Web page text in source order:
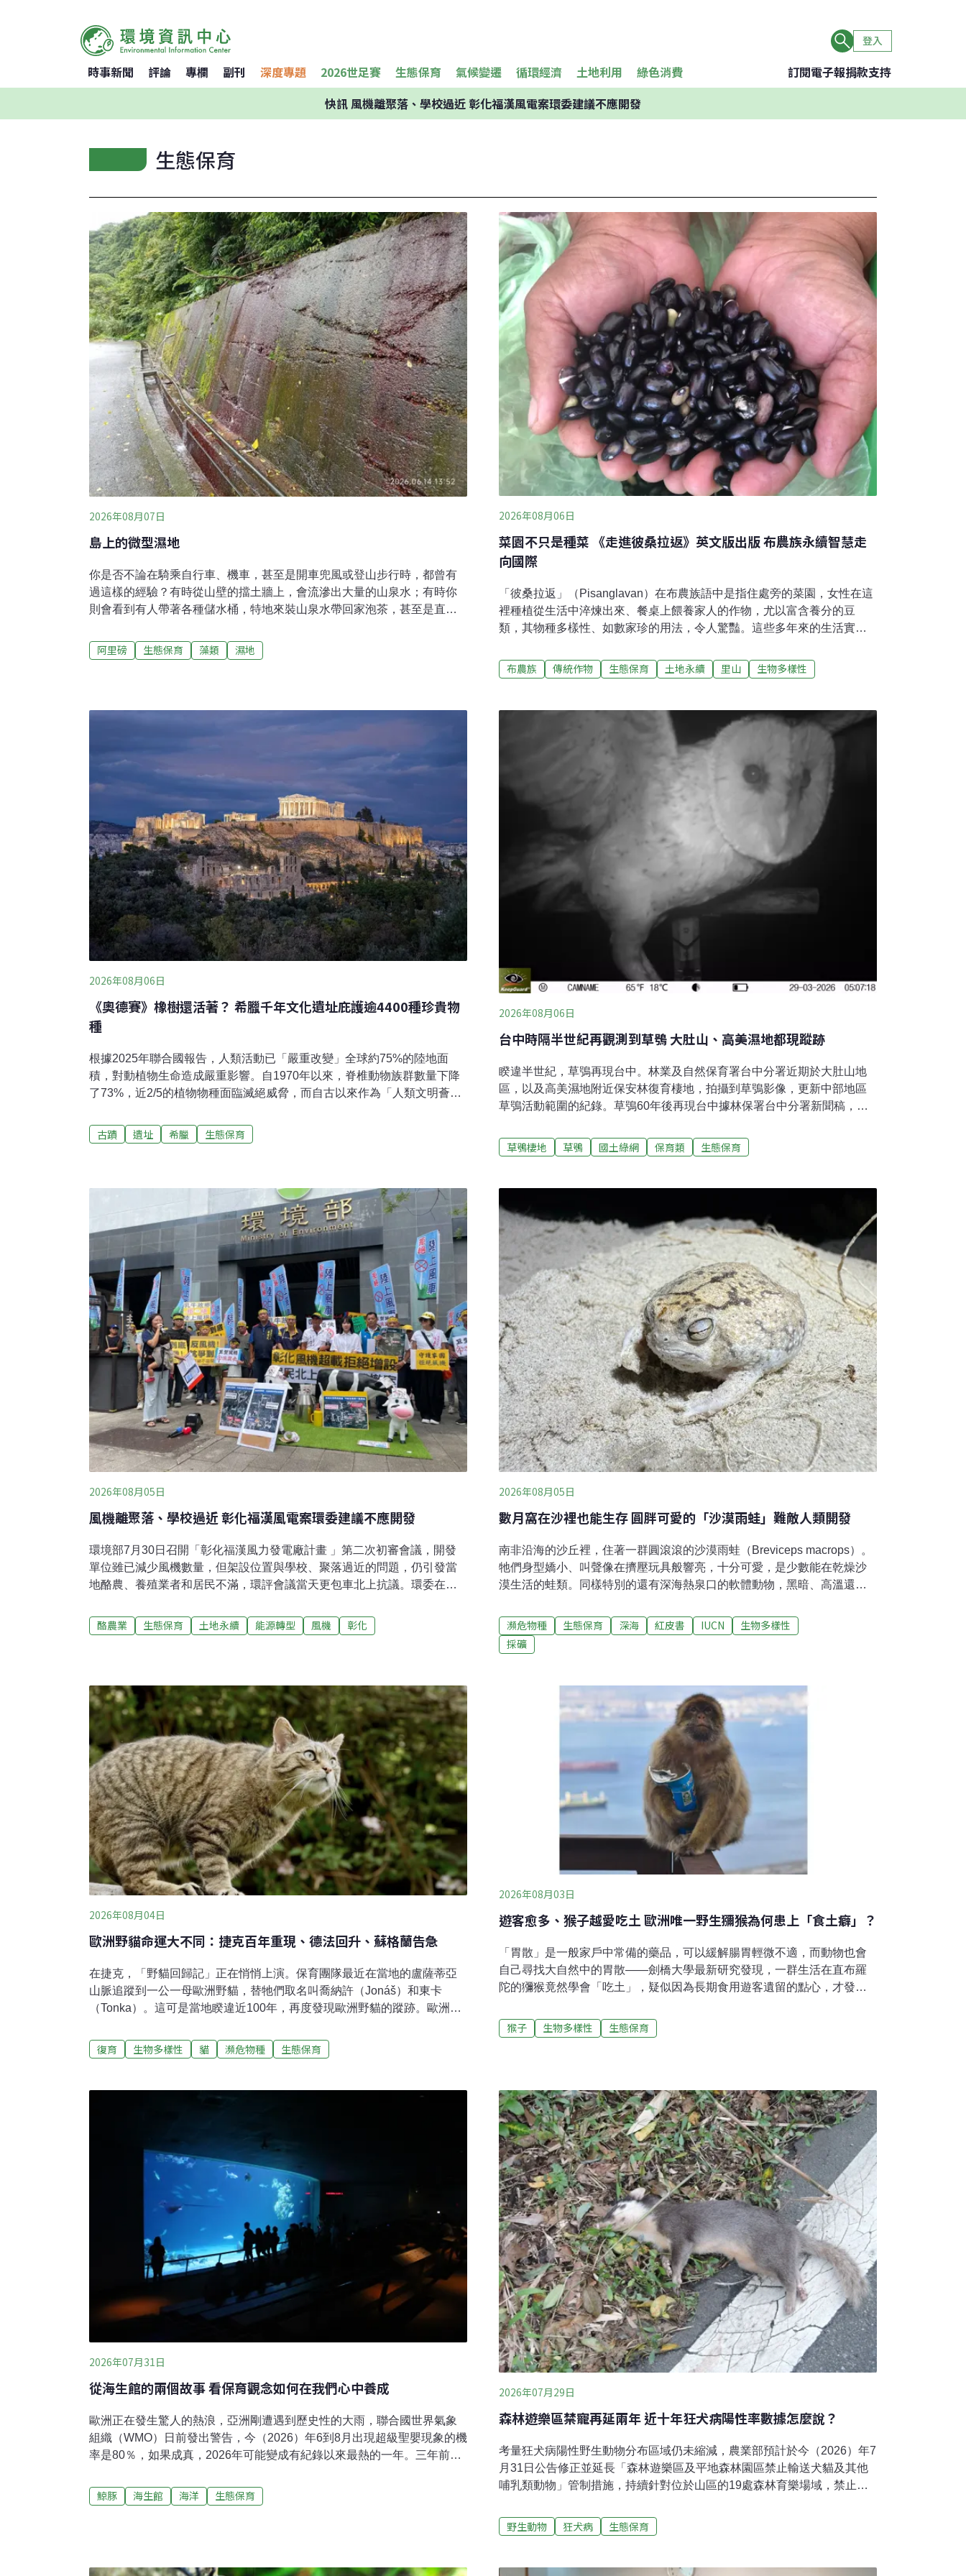
登入
時事新聞 評論 專欄 副刊 深度專題 2026世足賽 生態保育 氣候變遷 循環經濟 土地利用 綠色消費 訂閱電子報捐款支持
快訊風機離聚落、學校過近 彰化福漢風電案環委建議不應開發
生態保育
2026年08月07日
島上的微型濕地
你是否不論在騎乘自行車、機車，甚至是開車兜風或登山步行時，都曾有
過這樣的經驗？有時從山壁的擋土牆上，會流滲出大量的山泉水；有時你
則會看到有人帶著各種儲水桶，特地來裝山泉水帶回家泡茶，甚至是直接
澗」。它可能來自岩壁的縫隙，也可能來自附近支流山溝的兩側，無論如
何，這樣的環境總能為安靜的產業道路，帶來一絲活潑且充滿生機的氣
手觸摸那冰涼的山泉水，總能瞬間消除環境帶來的悶熱與不適，有些登山
沉積在角落的綠葉，那些是這週剛被雨水打落的新鮮葉片，枯黃的則是上
方樹木落下的落葉，還堆積著樹枝和果實。在這當中，常能看見小小的蝦
子在其中穿梭移動，那是喜歡居住在冰涼
阿里磅 生態保育 藻類 濕地
2026年08月06日
菜園不只是種菜 《走進彼桑拉返》英文版出版 布農族永續智慧走
向國際
「彼桑拉返」（Pisanglavan）在布農族語中是指住處旁的菜園，女性在這
裡種植從生活中淬煉出來、餐桌上餵養家人的作物，尤以富含養分的豆
類，其物種多樣性、如數家珍的用法，令人驚豔。這些多年來的生活實
食安全的保育趨勢不謀而合。迪娜的菜園隱含永續關鍵 紀錄出書與全球友
人分享這些多樣性的豆類，習稱為「布農豆」。慈心有機農業發展基金會
娜」（dina，布農族稱呼母親或女性長輩）的菜園，認為其保留傳統維持
糧食自主的方式，十分值得探索。2018年起，林業保育署花蓮分署與慈心
基金會合作，陪伴卓溪鄉卓清村布農族人整理地方作物與農耕知識，陸續
挖掘及記錄30餘種豆類與穀物，並與部落攜手成立「布農豆豆班」，整理
布農豆永續利用、保種的智慧，並維持種植家庭農園種植的習慣。
布農族 傳統作物 生態保育 土地永續 里山 生物多樣性
2026年08月06日
《奧德賽》橡樹還活著？ 希臘千年文化遺址庇護逾4400種珍貴物
種
根據2025年聯合國報告，人類活動已「嚴重改變」全球約75%的陸地面
積，對動植物生命造成嚴重影響。自1970年以來，脊椎動物族群數量下降
了73%，近2/5的植物物種面臨滅絕威脅，而自古以來作為「人類文明薈萃
來，希臘的研究人員有了奇特的發現——在各地的古希臘遺址中，竟然探
索到了驚人的生物多樣性。這些受保護的古蹟因為免於開發和農業活動的
這些地點的面積僅佔國土總面積的0.08%。
古蹟 遺址 希臘 生態保育
2026年08月06日
台中時隔半世紀再觀測到草鴞 大肚山、高美濕地都現蹤跡
睽違半世紀，草鴞再現台中。林業及自然保育署台中分署近期於大肚山地
區，以及高美濕地附近保安林復育棲地，拍攝到草鴞影像，更新中部地區
草鴞活動範圍的紀錄。草鴞60年後再現台中據林保署台中分署新聞稿，
到草鴞的鳴聲，因此今（2026）年進一步擴大調查範圍，針對大安溪、大
甲溪、烏溪與大肚山台地等潛力地點，透過自動相機、聲音監測及棲地現
活動資料。草鴞為台灣瀕臨絕種保育類野生動物，也是台灣唯一在草地上
築巢的貓頭鷹，族群數量稀少、行蹤隱密，主要活動於低海拔開闊草生環
境，並常利用白茅、甜根子草及五節芒等高草植被築巢繁殖。過去多認為
草鴞分布熱區在台南、嘉義、高雄及屏東；1960年代大肚山台地曾有草鴞
的繁殖紀錄，顯示大肚山台地及周邊草生環境，可能曾是草鴞的重要棲地
之一。復育白茅草地營
草鴞棲地 草鴞 國土綠網 保育類 生態保育
2026年08月05日
風機離聚落、學校過近 彰化福漢風電案環委建議不應開發
環境部7月30日召開「彰化福漢風力發電廠計畫 」第二次初審會議，開發
單位雖已減少風機數量，但架設位置與學校、聚落過近的問題，仍引發當
地酪農、養殖業者和居民不滿，環評會議當天更包車北上抗議。環委在評
陸域風電與彰化大城陸域風電後，第三件決議不應開發的陸域風機案。彰
化陸域風機數量全台之冠 居民總動員北上抗議不應再建「彰化福漢風力發
4000kW。雖然相較2024年本案第一次送審，業者已將總風機數由23支縮
減至14支，但架設位置與聚落和學校過近問題依然存在。
酪農業 生態保育 土地永續 能源轉型 風機 彰化
2026年08月05日
數月窩在沙裡也能生存 圓胖可愛的「沙漠雨蛙」難敵人類開發
南非沿海的沙丘裡，住著一群圓滾滾的沙漠雨蛙（Breviceps macrops）。
牠們身型嬌小、叫聲像在擠壓玩具般響亮，十分可愛，是少數能在乾燥沙
漠生活的蛙類。同樣特別的還有深海熱泉口的軟體動物，黑暗、高溫還有
（IUCN）最新發布的紅皮書，這些珍貴生物正瀕臨滅絕風險。演化優勢不
敵棲地破壞威脅 自1964年來，IUCN定期發布並更新「受脅物種紅皮書」
（The Red List of Threatened Species），是了解動植物與真菌滅絕風險
（EN）、極危（CR）都代表生存面臨危機。
瀕危物種 生態保育 深海 紅皮書 IUCN
生物多樣性
採礦
2026年08月04日
歐洲野貓命運大不同：捷克百年重現、德法回升、蘇格蘭告急
在捷克，「野貓回歸記」正在悄悄上演。保育團隊最近在當地的盧薩蒂亞
山脈追蹤到一公一母歐洲野貓，替牠們取名叫喬納許（Jonáš）和東卡
（Tonka）。這可是當地睽違近100年，再度發現歐洲野貓的蹤跡。歐洲野
林。有些地方的數量還算穩定，但在捷克的族群屬於極危（Critically
Endangered, CR）級，主因是人類迫害、棲地不斷縮小而面臨生存危機。
殺，也有人把獵捕牠們當成娛樂。近年來，牠們還會跟家貓雜交繁殖。歐
案。全球30多種小型野貓都面臨同樣的問題，長期備受忽略，研究資源和
保育經費一直受限。至少捷克還有一絲希望。今
復育 生物多樣性 貓 瀕危物種 生態保育
2026年08月03日
遊客愈多、猴子越愛吃土 歐洲唯一野生獼猴為何患上「食土癖」？
「胃散」是一般家戶中常備的藥品，可以緩解腸胃輕微不適，而動物也會
自己尋找大自然中的胃散——劍橋大學最新研究發現，一群生活在直布羅
陀的獼猴竟然學會「吃土」，疑似因為長期食用遊客遺留的點心，才發展
布羅陀是緊鄰西班牙最南端的英國海外領土，與北非最短距離僅約14公
里，上面住著歐洲唯一的野生獼猴——巴巴里獼猴（Barbary
接觸最多的獼猴，吃土行為也最頻繁，甚至在旅遊旺季時吃得最多，因此
推測可能與人類提供的食物有關聯。「我們推測是人類食物不符合牠們食
性，因而導致腸胃不舒服，甚至可能破壞腸道的微生物菌相，而土壤中的
物質可以舒緩這些不適。」劍橋大學靈長類行為生態學家、研究作者之一
的樂穆瓦（Syl
猴子 生物多樣性 生態保育
2026年07月31日
從海生館的兩個故事 看保育觀念如何在我們心中養成
歐洲正在發生驚人的熱浪，亞洲剛遭遇到歷史性的大雨，聯合國世界氣象
組織（WMO）日前發出警告，今（2026）年6到8月出現超級聖嬰現象的機
率是80％，如果成真，2026年可能變成有紀錄以來最熱的一年。三年前，
完全消失。不料過去三年卻是最熱的三年。以這種暖化速度，沒有海冰的
狀況只會提前，不會延後。屆時，北極熊會不會消失？將備受全球動保人
鯨豚 海生館 海洋 生態保育
2026年07月29日
森林遊樂區禁寵再延兩年 近十年狂犬病陽性率數據怎麼說？
考量狂犬病陽性野生動物分布區域仍未縮減，農業部預計於今（2026）年7
月31日公告修正並延長「森林遊樂區及平地森林園區禁止輸送犬貓及其他
哺乳類動物」管制措施，持續針對位於山區的19處森林育樂場域，禁止攜
治條例》第28條制定，主要目的是為避免家犬、家貓等哺乳類寵物遭狂犬
病陽性野生動物抓咬，從源頭杜絕「野生動物傳染寵物，再傳染給人類」
持續關注鼬獾族群動態及陽性案例趨勢。森林遊樂區禁寵物入園 六處園區
野生動物 狂犬病 生態保育